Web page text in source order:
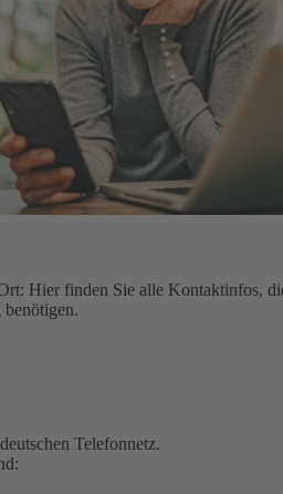
Hier finden Sie alle Kontaktinfos,
benötigen.
Telefonnetz.